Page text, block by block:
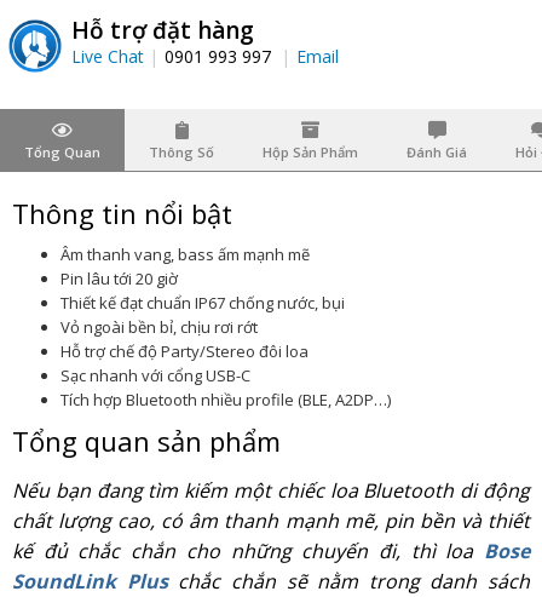
Hỗ trợ đặt hàng
Live Chat 0901 993 997 Email
Tổng Quan Thông Số Hộp Sản Phẩm Đánh Giá Hỏi
Thông tin nổi bật
Âm thanh vang, bass ấm mạnh mẽ
Pin lâu tới 20 giờ
Thiết kế đạt chuẩn IP67 chống nước, bụi
Vỏ ngoài bền bỉ, chịu rơi rớt
Hỗ trợ chế độ Party/Stereo đôi loa
Sạc nhanh với cổng USB-C
Tích hợp Bluetooth nhiều profile (BLE, A2DP…)
Tổng quan sản phẩm
Nếu bạn đang tìm kiếm một chiếc loa Bluetooth di động
chất lượng cao, có âm thanh mạnh mẽ, pin bền và thiết
kế đủ chắc chắn cho những chuyến đi, thì loa Bose
SoundLink Pluschắc chắn sẽ nằm trong danh sách